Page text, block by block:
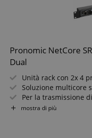
Pronomic NetCore
Dual
Unità rack con 2x 4
Soluzione multicore
Per la trasmissione
cavi di rete
Componenti di
Funzionamento
mostra di più